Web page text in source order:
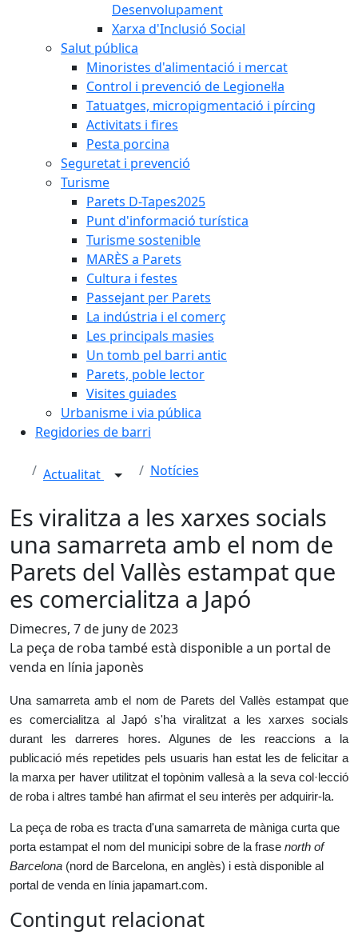
Desenvolupament
Xarxa d'Inclusió Social
Salut pública
Minoristes d'alimentació i mercat
Control i prevenció de Legionel·la
Tatuatges, micropigmentació i pírcing
Activitats i fires
Pesta porcina
Seguretat i prevenció
Turisme
Parets D-Tapes2025
Punt d'informació turística
Turisme sostenible
MARÈS a Parets
Cultura i festes
Passejant per Parets
La indústria i el comerç
Les principals masies
Un tomb pel barri antic
Parets, poble lector
Visites guiades
Urbanisme i via pública
Regidories de barri
Actualitat Notícies
Es viralitza a les xarxes socials
una samarreta amb el nom de
Parets del Vallès estampat que
es comercialitza a Japó
Dimecres, 7 de juny de 2023
La peça de roba també està disponible a un portal de
venda en línia japonès
Una samarreta amb el nom de Parets del Vallès estampat que
es comercialitza al Japó s'ha viralitzat a les xarxes socials
durant les darreres hores. Algunes de les reaccions a la
publicació més repetides pels usuaris han estat les de felicitar a
la marxa per haver utilitzat el topònim vallesà a la seva col·lecció
de roba i altres també han afirmat el seu interès per adquirir-la.
La peça de roba es tracta d'una samarreta de màniga curta que
porta estampat el nom del municipi sobre de la frase north of
Barcelona (nord de Barcelona, en anglès) i està disponible al
portal de venda en línia japamart.com.
Contingut relacionat